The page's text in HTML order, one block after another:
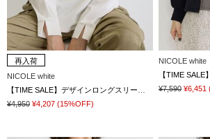
再入荷
NICOLE white
¥4,950 ¥4,207 (15%OFF)
NICOLE white
【TIME
¥7,590 ¥6,451